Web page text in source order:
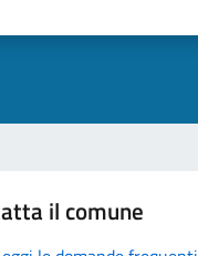
il comune